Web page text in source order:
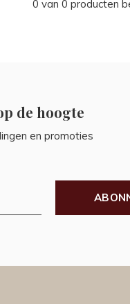
0 van 0 producten
de hoogte
en promoties